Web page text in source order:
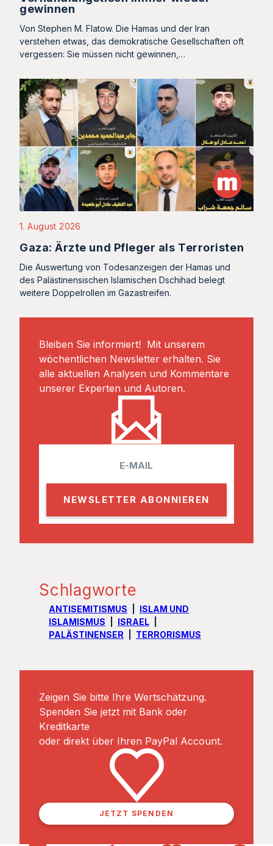
gewinnen
Von Stephen M. Flatow. Die Hamas und der Iran
verstehen etwas, das demokratische Gesellschaften oft
vergessen: Sie müssen nicht gewinnen,…
1. August 2026
Gaza: Ärzte und Pfleger als Terroristen
Die Auswertung von Todesanzeigen der Hamas und
des Palästinensischen Islamischen Dschihad belegt
weitere Doppelrollen im Gazastreifen.
Bleiben Sie informiert! Mit unserem
wöchentlichen Newsletter erhalten. Sie
alle aktuellen Analysen und Kommentare
unserer Experten und Autoren.
l
Schlagworte
ANTISEMITISMUS
ISLAM UND
ISLAMISMUS
ISRAEL
PALÄSTINENSER
TERRORISMUS
Zeigen Sie bitte Ihre Wertschätzung.
Spenden Sie jetzt mit Bank oder
Kreditkarte
oder direkt über Ihren PayPal Account.
JETZT SPENDEN